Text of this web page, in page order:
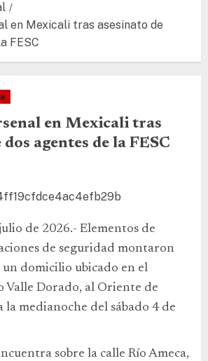
en Mexicali tras asesinato de
FESC
en Mexicali tras
agentes de la FESC
de 2026.- Elementos de
de seguridad montaron
domicilio ubicado en el
Valle Dorado, al Oriente de
la medianoche del sábado 4 de
sobre la calle Río Ameca,